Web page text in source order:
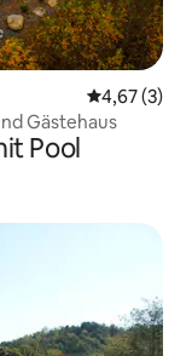
4,67 (3)
Gästehaus
Pool